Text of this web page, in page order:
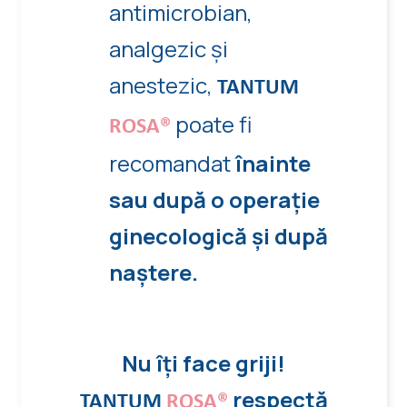
antimicrobian,
analgezic și
anestezic, TANTUM
ROSA® poate fi
recomandatînainte
sau după o operație
ginecologică și după
naștere.
Nu îți face griji!
TANTUM ROSA® respectă